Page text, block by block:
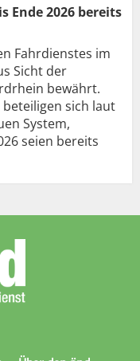
Ende 2026 bereits
Fahrdienstes im
Sicht der
bewährt.
sich laut
System,
seien bereits